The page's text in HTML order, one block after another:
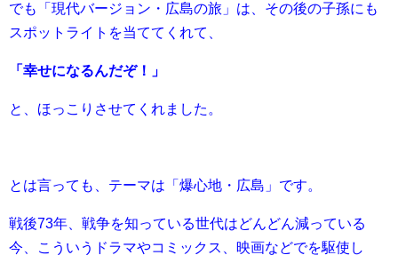
でも「現代バージョン・広島の旅」は、その後の子孫にも
スポットライトを当ててくれて、
「幸せになるんだぞ！」
と、ほっこりさせてくれました。
とは言っても、テーマは「爆心地・広島」です。
戦後73年、戦争を知っている世代はどんどん減っている
今、こういうドラマやコミックス、映画などでを駆使し